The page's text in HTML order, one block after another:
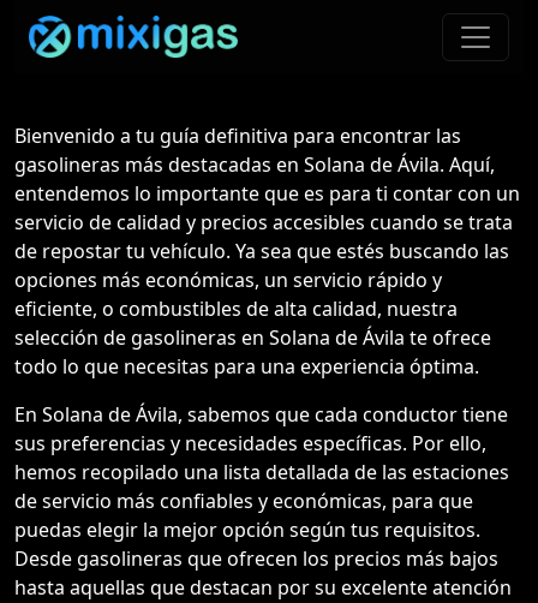
Bienvenido a tu guía definitiva para encontrar las
gasolineras más destacadas en Solana de Ávila. Aquí,
entendemos lo importante que es para ti contar con un
servicio de calidad y precios accesibles cuando se trata
de repostar tu vehículo. Ya sea que estés buscando las
opciones más económicas, un servicio rápido y
eficiente, o combustibles de alta calidad, nuestra
selección de gasolineras en Solana de Ávila te ofrece
todo lo que necesitas para una experiencia óptima.
En Solana de Ávila, sabemos que cada conductor tiene
sus preferencias y necesidades específicas. Por ello,
hemos recopilado una lista detallada de las estaciones
de servicio más confiables y económicas, para que
puedas elegir la mejor opción según tus requisitos.
Desde gasolineras que ofrecen los precios más bajos
hasta aquellas que destacan por su excelente atención